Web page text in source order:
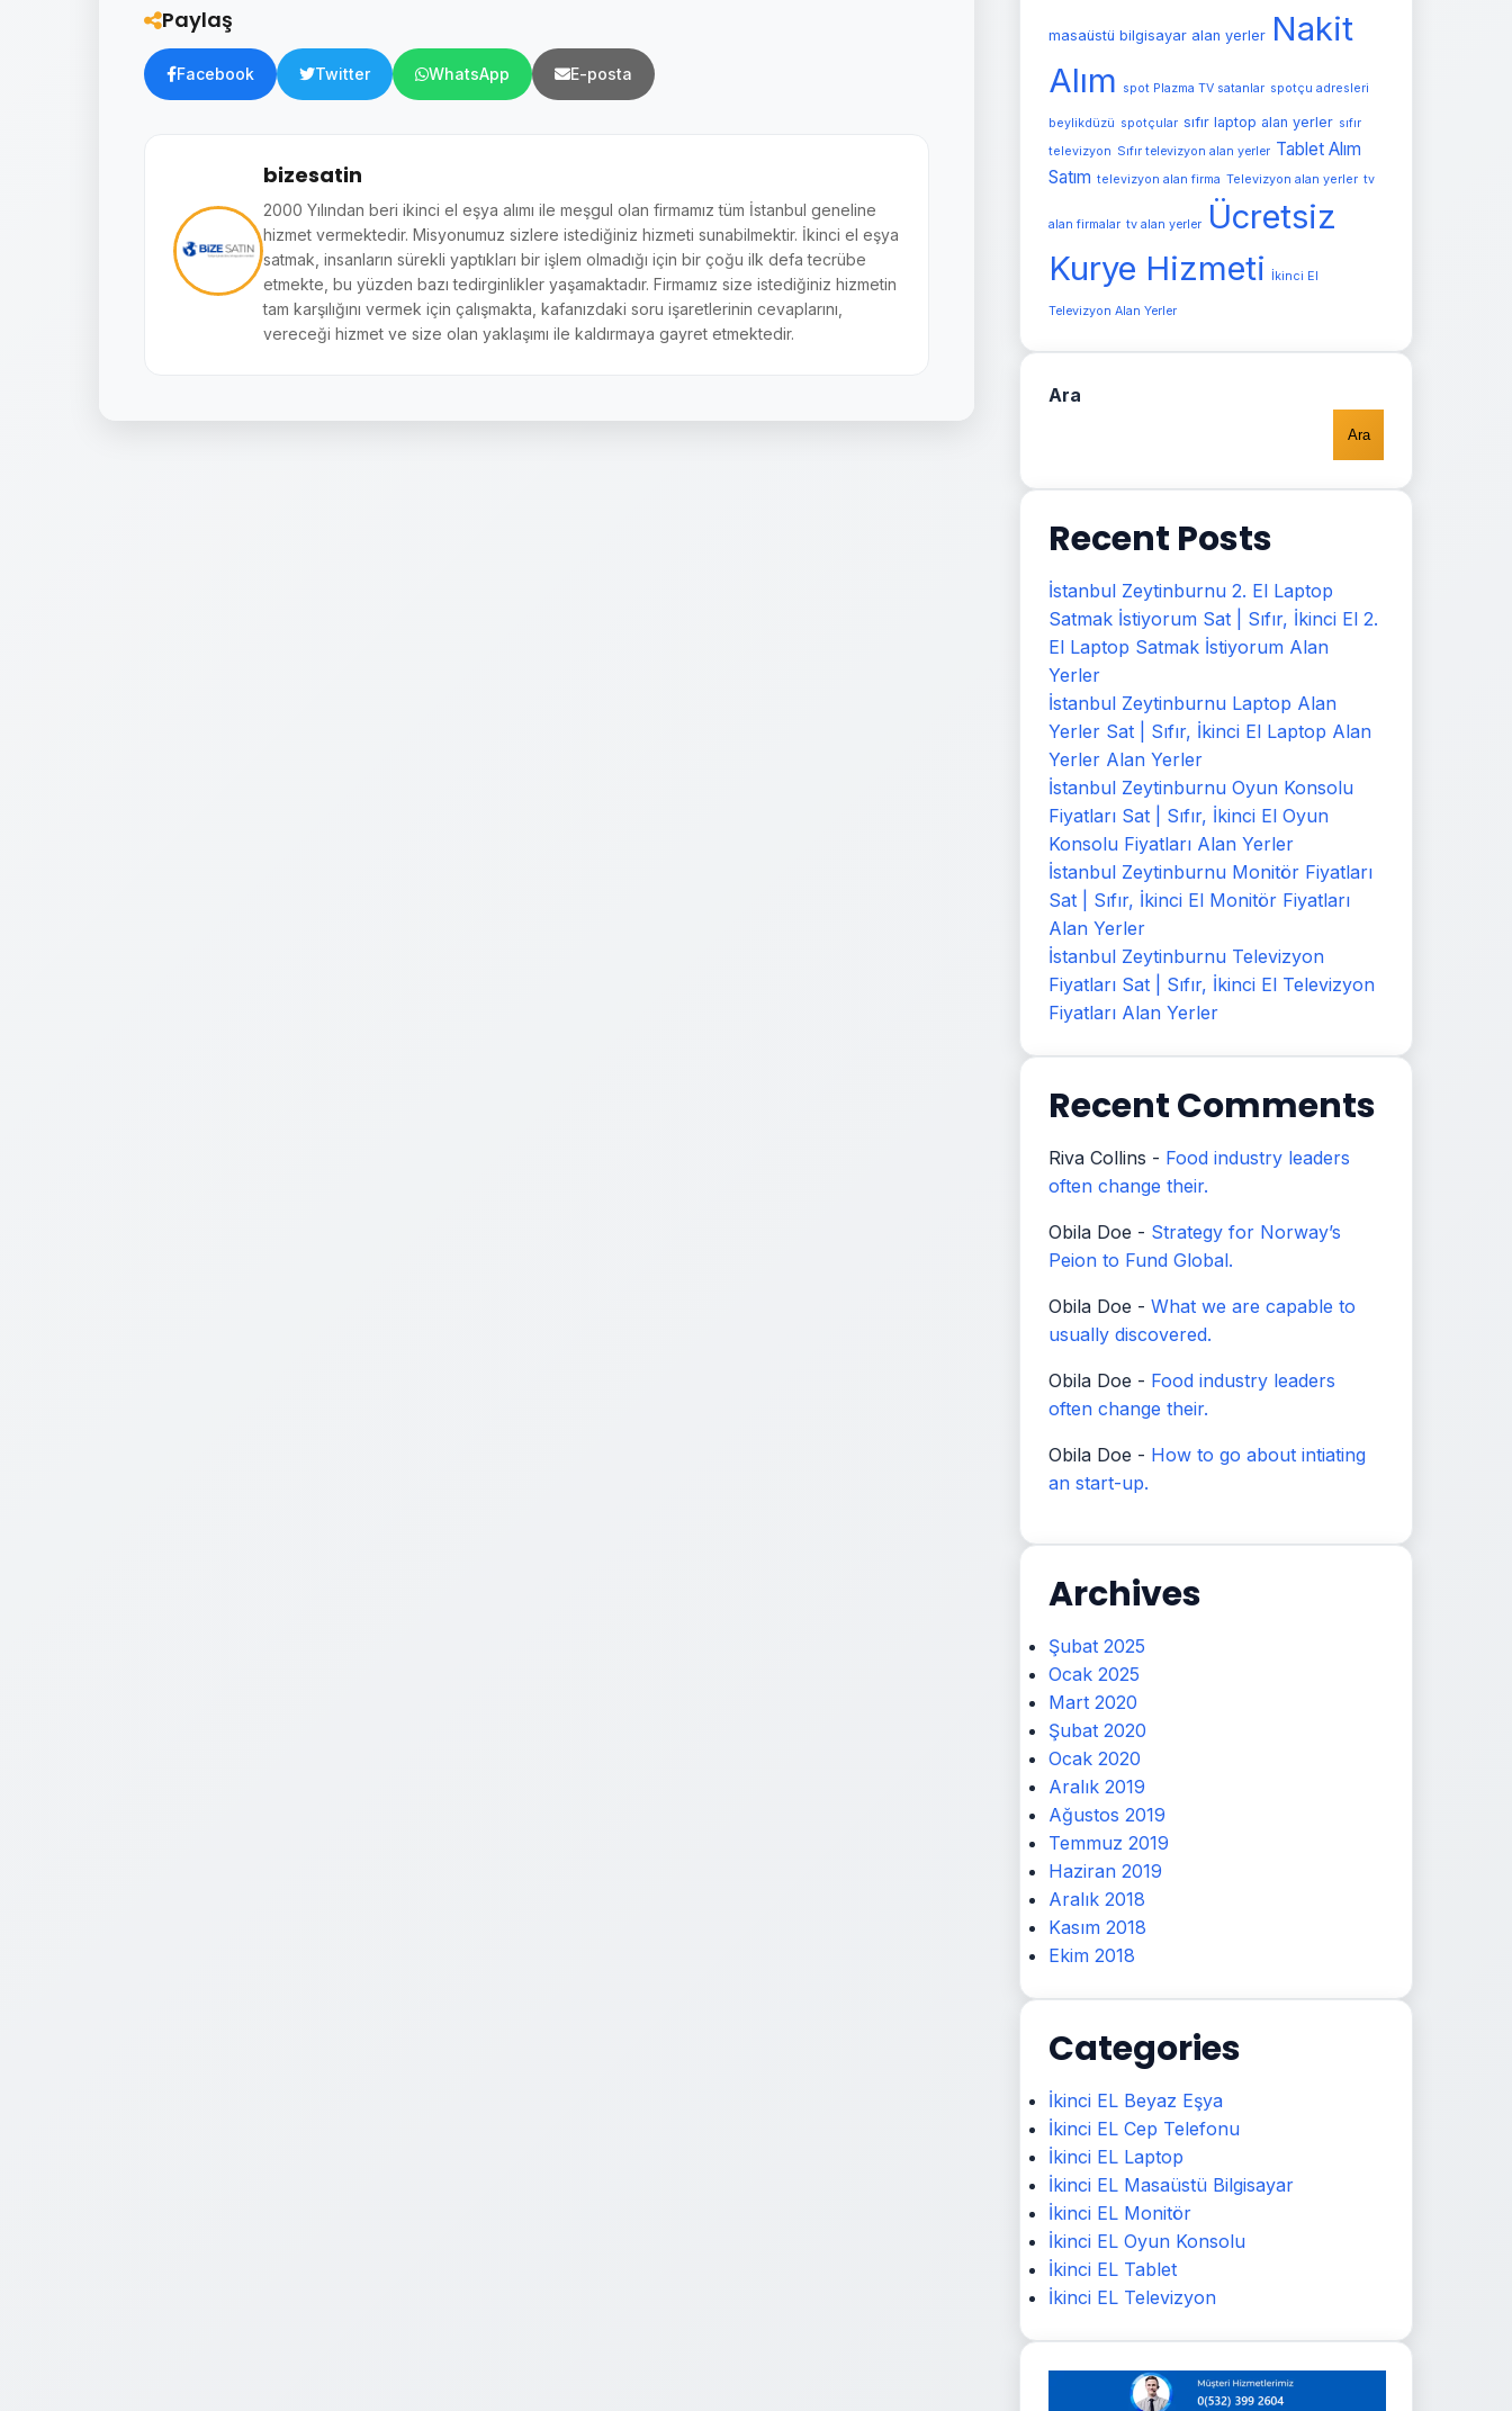
Paylaş
Facebook Twitter WhatsApp E-posta
bizesatin
2000 Yılından beri ikinci el eşya alımı ile meşgul olan firmamız tüm İstanbul geneline
hizmet vermektedir. Misyonumuz sizlere istediğiniz hizmeti sunabilmektir. İkinci el eşya
satmak, insanların sürekli yaptıkları bir işlem olmadığı için bir çoğu ilk defa tecrübe
etmekte, bu yüzden bazı tedirginlikler yaşamaktadır. Firmamız size istediğiniz hizmetin
tam karşılığını vermek için çalışmakta, kafanızdaki soru işaretlerinin cevaplarını,
vereceği hizmet ve size olan yaklaşımı ile kaldırmaya gayret etmektedir.
masaüstü bilgisayar alan yerler Nakit
Alım
spot Plazma TV satanlar spotçu adresleri
beylikdüzü spotçular sıfır laptop alan yerler sıfır
televizyon Sıfır televizyon alan yerler Tablet Alım
Satım televizyon alan firma Televizyon alan yerler tv
alan firmalar tv alan yerler
Ücretsiz
Kurye Hizmeti
İkinci El
Televizyon Alan Yerler
Ara
Ara
Recent Posts
İstanbul Zeytinburnu 2. El Laptop
Satmak İstiyorum Sat | Sıfır, İkinci El 2.
El Laptop Satmak İstiyorum Alan
Yerler
İstanbul Zeytinburnu Laptop Alan
Yerler Sat | Sıfır, İkinci El Laptop Alan
Yerler Alan Yerler
İstanbul Zeytinburnu Oyun Konsolu
Fiyatları Sat | Sıfır, İkinci El Oyun
Konsolu Fiyatları Alan Yerler
İstanbul Zeytinburnu Monitör Fiyatları
Sat | Sıfır, İkinci El Monitör Fiyatları
Alan Yerler
İstanbul Zeytinburnu Televizyon
Fiyatları Sat | Sıfır, İkinci El Televizyon
Fiyatları Alan Yerler
Recent Comments
Riva Collins - Food industry leaders
often change their.
Obila Doe - Strategy for Norway’s
Peion to Fund Global.
Obila Doe - What we are capable to
usually discovered.
Obila Doe - Food industry leaders
often change their.
Obila Doe - How to go about intiating
an start-up.
Archives
Şubat 2025
Ocak 2025
Mart 2020
Şubat 2020
Ocak 2020
Aralık 2019
Ağustos 2019
Temmuz 2019
Haziran 2019
Aralık 2018
Kasım 2018
Ekim 2018
Categories
İkinci EL Beyaz Eşya
İkinci EL Cep Telefonu
İkinci EL Laptop
İkinci EL Masaüstü Bilgisayar
İkinci EL Monitör
İkinci EL Oyun Konsolu
İkinci EL Tablet
İkinci EL Televizyon